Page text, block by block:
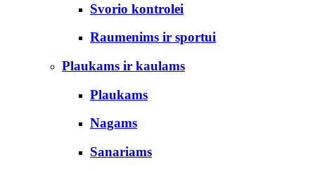
Svorio kontrolei
Raumenims ir sportui
Plaukams ir kaulams
Plaukams
Nagams
Sanariams